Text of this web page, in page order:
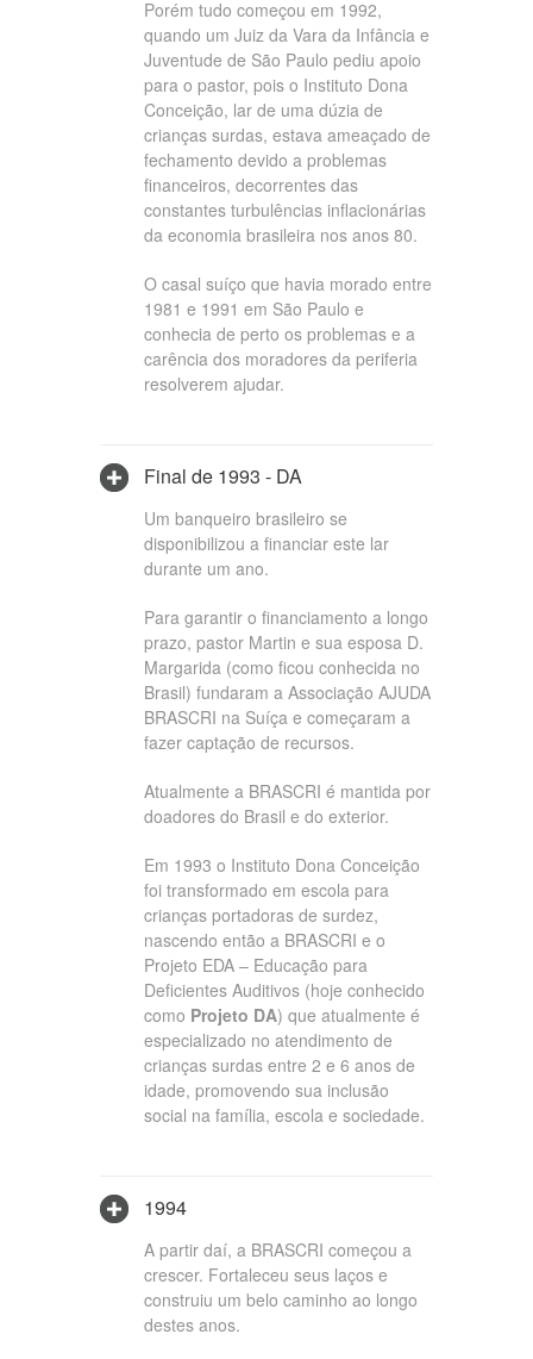
Porém tudo começou em 1992,
quando um Juiz da Vara da Infância e
Juventude de São Paulo pediu apoio
para o pastor, pois o Instituto Dona
Conceição, lar de uma dúzia de
crianças surdas, estava ameaçado de
fechamento devido a problemas
financeiros, decorrentes das
constantes turbulências inflacionárias
da economia brasileira nos anos 80.
O casal suíço que havia morado entre
1981 e 1991 em São Paulo e
conhecia de perto os problemas e a
carência dos moradores da periferia
resolverem ajudar.
Final de 1993 - DA
Um banqueiro brasileiro se
disponibilizou a financiar este lar
durante um ano.
Para garantir o financiamento a longo
prazo, pastor Martin e sua esposa D.
Margarida (como ficou conhecida no
Brasil) fundaram a Associação AJUDA
BRASCRI na Suíça e começaram a
fazer captação de recursos.
Atualmente a BRASCRI é mantida por
doadores do Brasil e do exterior.
Em 1993 o Instituto Dona Conceição
foi transformado em escola para
crianças portadoras de surdez,
nascendo então a BRASCRI e o
Projeto EDA – Educação para
Deficientes Auditivos (hoje conhecido
como Projeto DA) que atualmente é
especializado no atendimento de
crianças surdas entre 2 e 6 anos de
idade, promovendo sua inclusão
social na família, escola e sociedade.
1994
A partir daí, a BRASCRI começou a
crescer. Fortaleceu seus laços e
construiu um belo caminho ao longo
destes anos.